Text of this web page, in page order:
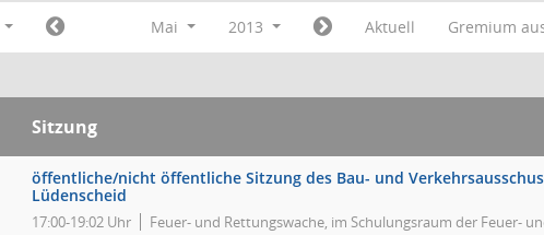
Mai 2013 Aktuell Gremium
Sitzung
öffentliche/nicht öffentliche Sitzung des Bau- und
Lüdenscheid
17:00-19:02 Uhr Feuer- und Rettungswache, im Schulungsraum der Feuer-